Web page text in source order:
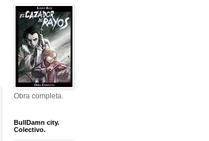
Obra completa.
BullDamn city.
Colectivo.